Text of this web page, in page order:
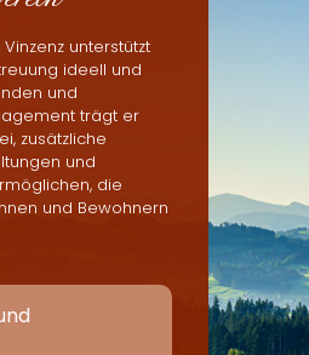
unterstützt
ideell und
und
trägt er
zusätzliche
und
die
und Bewohnern